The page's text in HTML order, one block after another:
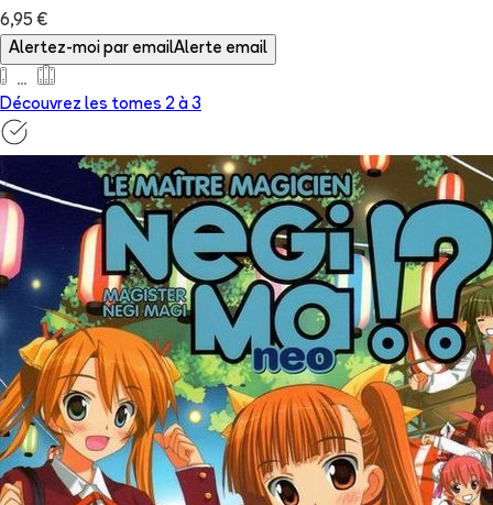
6,95 €
Alertez-moi par emailAlerte email
Découvrez les tomes 2 à 3